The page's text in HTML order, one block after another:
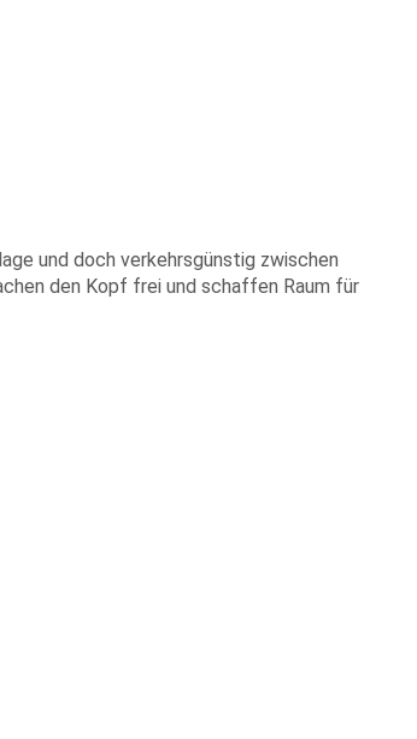
und doch verkehrsgünstig zwischen
den Kopf frei und schaffen Raum für